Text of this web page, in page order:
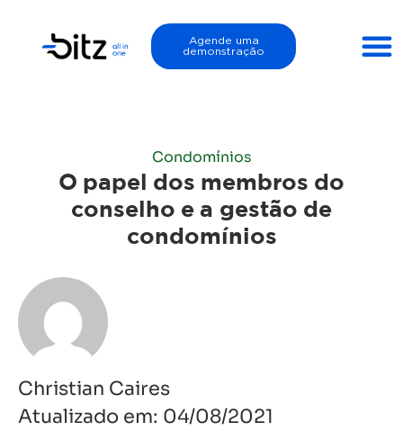
Agende uma
demonstração
Condomínios
O papel dos membros do
conselho e a gestão de
condomínios
Christian Caires
Atualizado em: 04/08/2021